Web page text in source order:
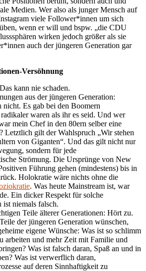
Medien. Wer also als junger Mensch auf
viele Follower*innen um sich
wenn er will und bspw. „die CDU
wirken jedoch größer als sie
auch der jüngeren Generation gar
Versöhnung
kann nie schaden.
aus der jüngeren Generation:
nicht. Es gab bei den Boomern
waren als ihr es seid. Und wer
mein Chef in den 80ern selber eine
Letztlich gilt der Wahlspruch „Wir stehen
von Giganten“. Und das gilt nicht nur
sondern für jede
Strömung. Die Ursprünge von New
Führung gehen (mindestens) bis in
Holokratie wäre nichts ohne die
. Was heute Mainstream ist, war
Ein dicker Respekt für solche
ist niemals falsch.
Teile älterer Generationen: Hört zu.
der jüngeren Generation wünschen,
eigene Wünsche: Was ist so schlimm
arbeiten und mehr Zeit mit Familie und
Was ist falsch daran, Spaß an und in
Was ist verwerflich daran,
auf deren Sinnhaftigkeit zu